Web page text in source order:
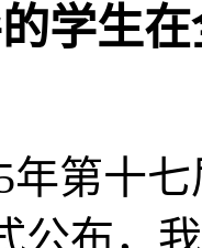
学生
第十七